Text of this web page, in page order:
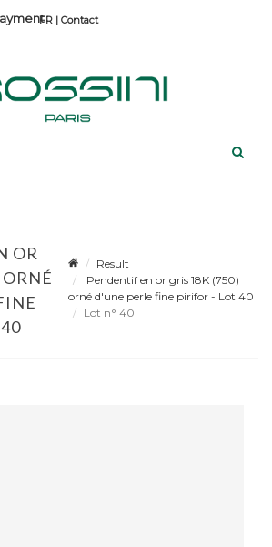
Contact
OR
Result
Pendentif en or gris 18K (750)
orné d'une perle fine pirifor - Lot 40
Lot n° 40